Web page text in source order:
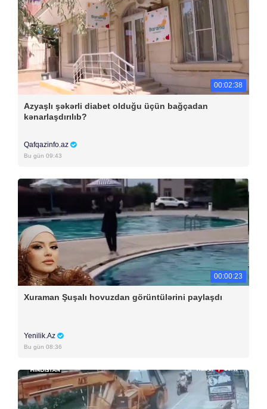
00:02:38
Azyaşlı şəkərli diabet olduğu üçün bağçadan
kənarlaşdırılıb?
Qafqazinfo.az
Bu gün 09:43
00:00:23
Xuraman Şuşalı hovuzdan görüntülərini paylaşdı
Yenilik.Az
Bu gün 08:36